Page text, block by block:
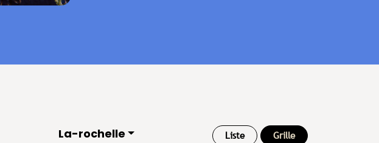
La-rochelle Liste Grille